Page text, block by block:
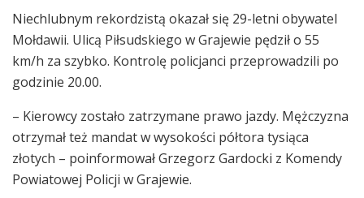
Niechlubnym rekordzistą okazał się 29-letni obywatel
Mołdawii. Ulicą Piłsudskiego w Grajewie pędził o 55
km/h za szybko. Kontrolę policjanci przeprowadzili po
godzinie 20.00.
– Kierowcy zostało zatrzymane prawo jazdy. Mężczyzna
otrzymał też mandat w wysokości półtora tysiąca
złotych – poinformował Grzegorz Gardocki z Komendy
Powiatowej Policji w Grajewie.